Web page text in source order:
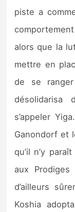
piste a
alors que la
mettre en
de se
s’appeler
Ganondorf et
qu’il n’y
aux
d’ailleurs
Koshia